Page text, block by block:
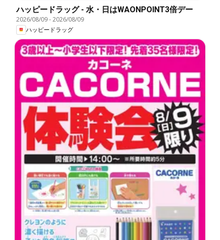
ハッピードラッグ - 水・日はWAONPOINT3倍デー
2026/08/09-2026/08/09
ハッピードラッグ